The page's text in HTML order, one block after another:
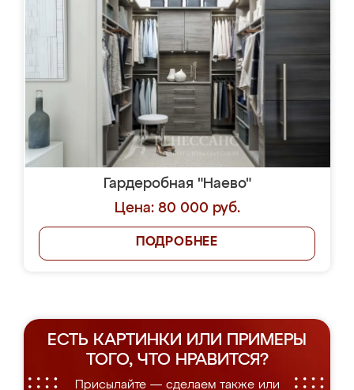
Гардеробная "Наево"
Цена: 80 000 руб.
ПОДРОБНЕЕ
ЕСТЬ КАРТИНКИ ИЛИ ПРИМЕРЫ
ТОГО, ЧТО НРАВИТСЯ?
Присылайте — сделаем также или